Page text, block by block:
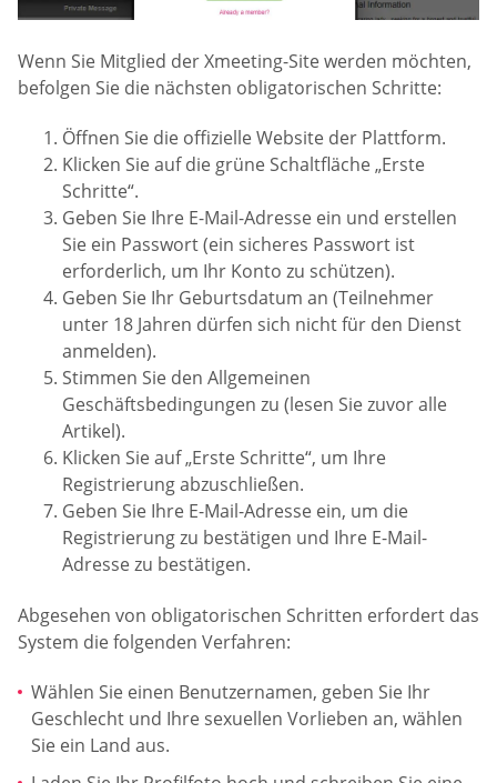
Wenn Sie Mitglied der Xmeeting-Site werden möchten,
befolgen Sie die nächsten obligatorischen Schritte:
Öffnen Sie die offizielle Website der Plattform.
Klicken Sie auf die grüne Schaltfläche „Erste
Schritte“.
Geben Sie Ihre E-Mail-Adresse ein und erstellen
Sie ein Passwort (ein sicheres Passwort ist
erforderlich, um Ihr Konto zu schützen).
Geben Sie Ihr Geburtsdatum an (Teilnehmer
unter 18 Jahren dürfen sich nicht für den Dienst
anmelden).
Stimmen Sie den Allgemeinen
Geschäftsbedingungen zu (lesen Sie zuvor alle
Artikel).
Klicken Sie auf „Erste Schritte“, um Ihre
Registrierung abzuschließen.
Geben Sie Ihre E-Mail-Adresse ein, um die
Registrierung zu bestätigen und Ihre E-Mail-
Adresse zu bestätigen.
Abgesehen von obligatorischen Schritten erfordert das
System die folgenden Verfahren:
Wählen Sie einen Benutzernamen, geben Sie Ihr
Geschlecht und Ihre sexuellen Vorlieben an, wählen
Sie ein Land aus.